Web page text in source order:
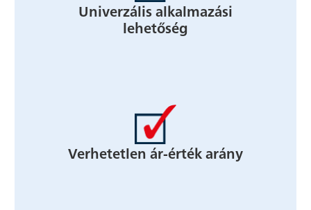
Univerzális alkalmazási
lehetőség
Verhetetlen ár-érték arány